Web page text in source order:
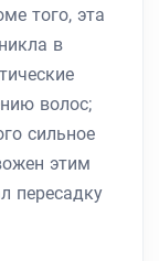
того, эта
в
волос;
сильное
этим
пересадку